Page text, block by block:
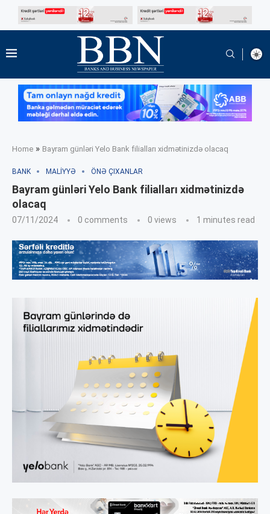
Home » Bayram günləri Yelo Bank filialları xidmətinizdə olacaq
BANK MALIYYƏ ÖNƏ ÇIXANLAR
Bayram günləri Yelo Bank filialları xidmətinizdə
olacaq
07/11/2024 0 comments 0 views 1 minutes read